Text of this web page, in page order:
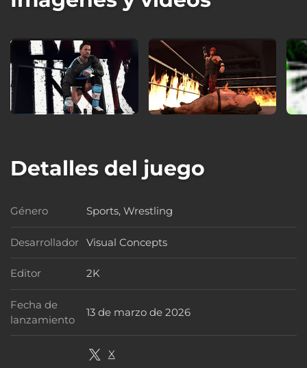
Detalles del juego
Género Género
Sports, Wrestling
Desarrollador Desarrollador
Visual Concepts
Editor Editor
2K
Fecha de
lanzamiento
Fecha de lanzamiento
13 de marzo de 2026
X